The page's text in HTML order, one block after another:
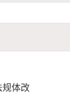
规体改